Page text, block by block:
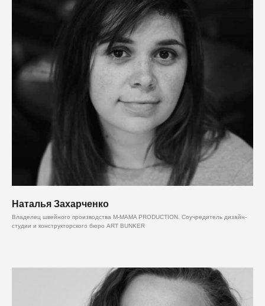
Наталья Захарченко
Владелец швейного производства M-MAMA PRODUCTION. Соучредитель дизайн-
студии и конструкторского бюро ART BUNKER